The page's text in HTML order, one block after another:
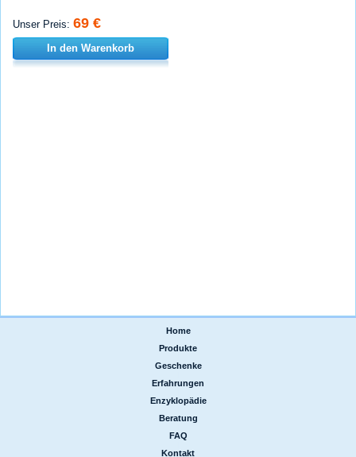
Unser Preis: 69 €
In den Warenkorb
Home
Produkte
Geschenke
Erfahrungen
Enzyklopädie
Beratung
FAQ
Kontakt